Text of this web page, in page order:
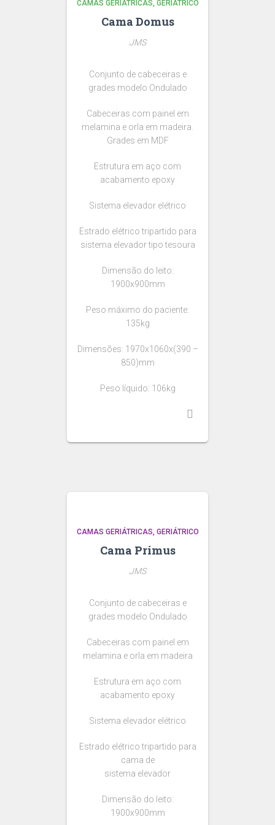
CAMAS GERIÁTRICAS GERIÁTRICO
Cama Domus
JMS
Conjunto de cabeceiras e
grades modelo Ondulado
Cabeceiras com painel em
melamina e orla em madeira.
Grades em MDF
Estrutura em aço com
acabamento epoxy
Sistema elevador elétrico
Estrado elétrico tripartido para
sistema elevador tipo tesoura
Dimensão do leito:
1900x900mm
Peso máximo do paciente:
135kg
Dimensões: 1970x1060x(390 –
850)mm
Peso líquido: 106kg
CAMAS GERIÁTRICAS GERIÁTRICO
Cama Primus
JMS
Conjunto de cabeceiras e
grades modelo Ondulado
Cabeceiras com painel em
melamina e orla em madeira
Estrutura em aço com
acabamento epoxy
Sistema elevador elétrico
Estrado elétrico tripartido para
cama de
sistema elevador
Dimensão do leito:
1900x900mm